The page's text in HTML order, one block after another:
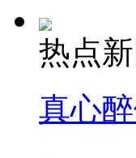
热点
真心